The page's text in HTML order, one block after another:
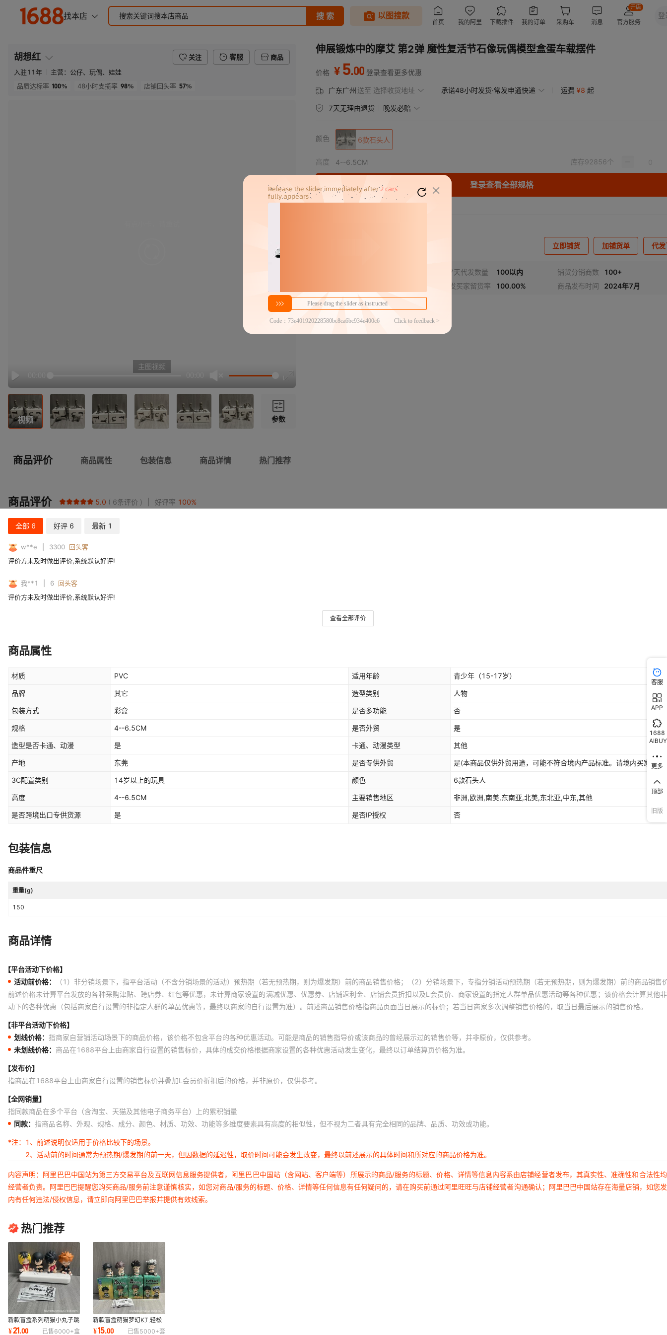
胡想红 关注 客服
商品
入驻11年 主营： 公仔、玩偶、娃娃
品质达标率 100% 48小时支揽率 98% 店铺回头率 57%
Play
主图视频
视频 参数
伸展锻炼中的摩艾 第2弹 魔性复活节石像玩偶模型盒蛋车载摆件
价格 ¥ 5.00 登录查看更多优惠
广东广州 送至 选择收货地址 承诺48小时发货·常发申通快递 运费 ¥8 起
7天无理由退货 晚发必赔
颜色 6款石头人
高度 4--6.5CM 库存92856个
登录查看全部规格
立即铺货 加铺货单 代
近7天代发数量 100以内 铺货分销商数
100+
代发买家留货率 100.00% 商品发布时间 2024年7月
商品评价 商品属性 包装信息 商品详情 热门推荐
商品评价 5.0 6条评价 好评率 100%
全部 6 好评 6 最新 1
w**e 3300 回头客
评价方未及时做出评价,系统默认好评!
我**1 6 回头客
评价方未及时做出评价,系统默认好评!
查看全部评价
商品属性
材质 PVC 适用年龄 青少年（15-17岁）
品牌 其它 造型类别 人物
包装方式 彩盒 是否多功能 否
规格 4--6.5CM 是否外贸 是
造型是否卡通、动漫 是 卡通、动漫类型 其他
产地 东莞 是否专供外贸 是(本商品仅供外贸用途，可能不符合境内产品标准。请境内买家谨慎
3C配置类别 14岁以上的玩具 颜色 6款石头人
高度 4--6.5CM 主要销售地区 非洲,欧洲,南美,东南亚,北美,东北亚,中东,其他
是否跨境出口专供货源 是 是否IP授权 否
包装信息
商品件重尺
重量(g)
150
商品详情
【平台活动下价格】
活动前价格：
（1）非分销场景下，指平台活动（不含分销场景的活动）预热期（若无预热期，则为爆发期）前的商品销售价格；（2）分销场景下，专指分销活动预热期（若无预热期，则为爆发期）前的商品销售
前述价格未计算平台发放的各种采购津贴、跨店券、红包等优惠，未计算商家设置的满减优惠、优惠券、店铺返利金、店铺会员折扣以及L会员价、商家设置的指定人群单品优惠活动等各种优惠；该价格会计算其他
动下的各种优惠（包括商家自行设置的非指定人群的单品优惠等，最终以商家的自行设置为准）。前述商品销售价格指商品页面当日展示的标价；若当日商家多次调整销售价格的，取当日最后展示的销售价格。
【非平台活动下价格】
划线价格： 指商家自营销活动场景下的商品价格，该价格不包含平台的各种优惠活动。可能是商品的销售指导价或该商品的曾经展示过的销售价等，并非原价，仅供参考。
未划线价格： 商品在1688平台上由商家自行设置的销售标价，具体的成交价格根据商家设置的各种优惠活动发生变化，最终以订单结算页价格为准。
【发布价】
指商品在1688平台上由商家自行设置的销售标价并叠加L会员价折扣后的价格，并非原价，仅供参考。
【全网销量】
指同款商品在多个平台（含淘宝、天猫及其他电子商务平台）上的累积销量
同款： 指商品名称、外观、规格、成分、颜色、材质、功效、功能等多维度要素具有高度的相似性，但不视为二者具有完全相同的品牌、品质、功效或功能。
*注：
1、前述说明仅适用于价格比较下的场景。
2、活动前的时间通常为预热期/爆发期的前一天，但因数据的延迟性，取价时间可能会发生改变，最终以前述展示的具体时间和所对应的商品价格为准。
内容声明：阿里巴巴中国站为第三方交易平台及互联网信息服务提供者，阿里巴巴中国站（含网站、客户端等）所展示的商品/服务的标题、价格、详情等信息内容系由店铺经营者发布，其真实性、准确性和合法性
经营者负责。阿里巴巴提醒您购买商品/服务前注意谨慎核实，如您对商品/服务的标题、价格、详情等任何信息有任何疑问的，请在购买前通过阿里旺旺与店铺经营者沟通确认；阿里巴巴中国站存在海量店铺，如您
内有任何违法/侵权信息，请立即向阿里巴巴举报并提供有效线索。
热门推荐
新款盲盒系列萌猫小丸子跳
跳马 台湾水果搪胶玩偶公
仔摆件娃娃机
¥21.00 已售6000+盒
新款盲盒萌猫梦幻KT 轻松
熊小丸子游乐园小新史努比
叮当猫公仔
¥15.00 已售5000+套
客服
APP
1688
AIBUY
更多
顶部
旧版